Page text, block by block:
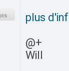
plus
@+
Will